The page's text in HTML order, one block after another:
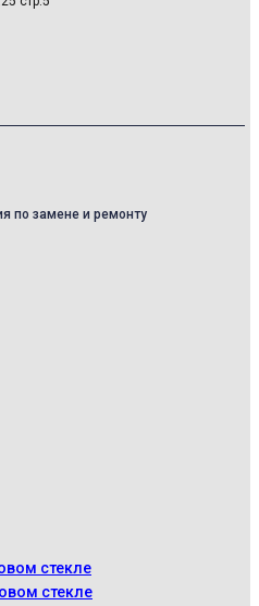
по замене и ремонту
стекле
стекле